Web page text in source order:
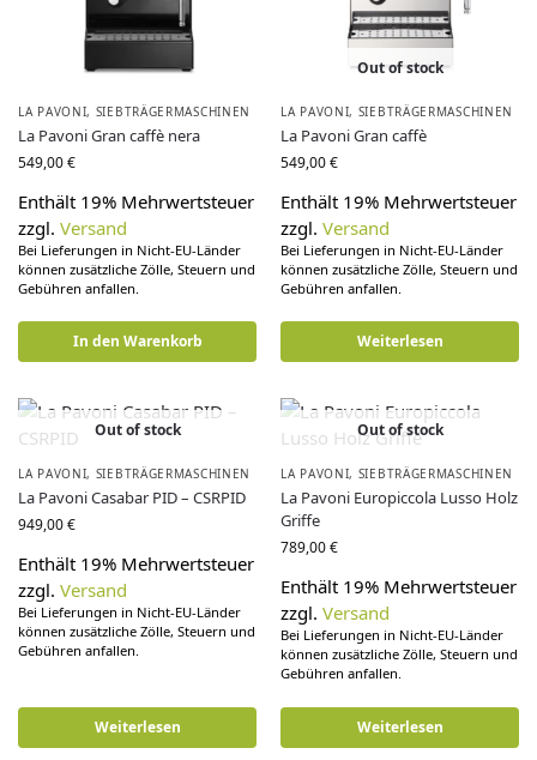
LA PAVONI, SIEBTRÄGERMASCHINEN
La Pavoni Gran caffè nera
549,00€
Enthält 19% Mehrwertsteuer
zzgl. Versand
Bei Lieferungen in Nicht-EU-Länder
können zusätzliche Zölle, Steuern und
Gebühren anfallen.
In den Warenkorb
Out of stock
LA PAVONI, SIEBTRÄGERMASCHINEN
La Pavoni Gran caffè
549,00€
Enthält 19% Mehrwertsteuer
zzgl. Versand
Bei Lieferungen in Nicht-EU-Länder
können zusätzliche Zölle, Steuern und
Gebühren anfallen.
Weiterlesen
Out of stock
LA PAVONI, SIEBTRÄGERMASCHINEN
La Pavoni Casabar PID – CSRPID
949,00€
Enthält 19% Mehrwertsteuer
zzgl. Versand
Bei Lieferungen in Nicht-EU-Länder
können zusätzliche Zölle, Steuern und
Gebühren anfallen.
Weiterlesen
Out of stock
LA PAVONI, SIEBTRÄGERMASCHINEN
La Pavoni Europiccola Lusso Holz
Griffe
789,00€
Enthält 19% Mehrwertsteuer
zzgl. Versand
Bei Lieferungen in Nicht-EU-Länder
können zusätzliche Zölle, Steuern und
Gebühren anfallen.
Weiterlesen